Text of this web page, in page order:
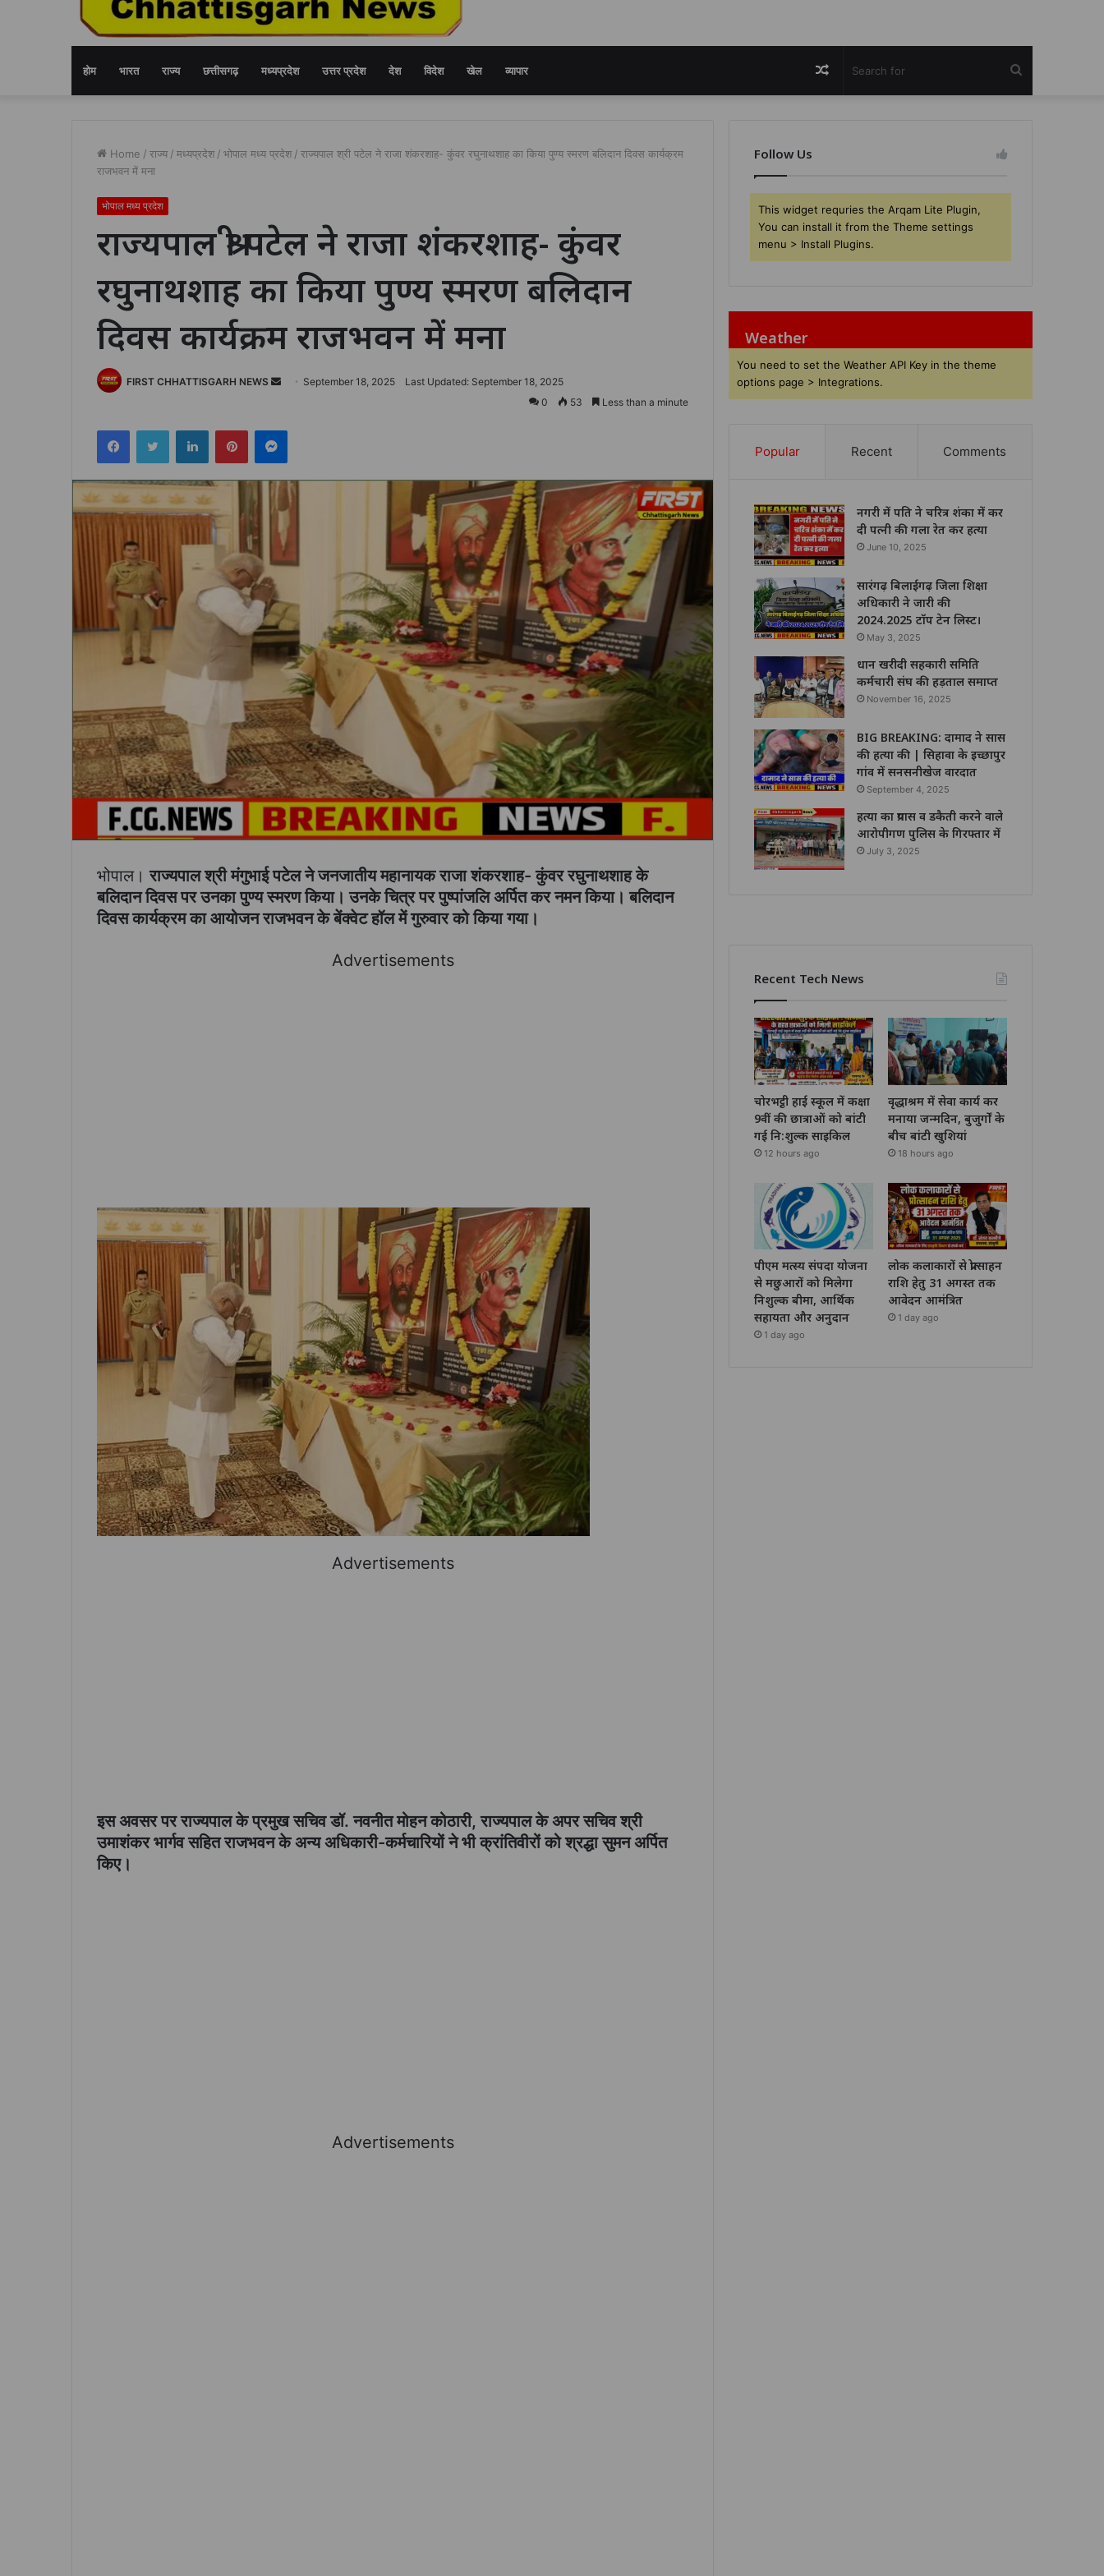
होम भारत राज्य छत्तीसगढ़ मध्यप्रदेश उत्तर प्रदेश देश विदेश खेल व्यापार Random
Home / राज्य / मध्यप्रदेश / भोपाल मध्य प्रदेश / राज्यपाल श्री पटेल ने राजा शंकरशाह- कुंवर रघुनाथशाह का किया पुण्य स्मरण बलिदान दिवस कार्यक्रम
राजभवन में मना
भोपाल मध्य प्रदेश
राज्यपाल श्री पटेल ने राजा शंकरशाह- कुंवर
रघुनाथशाह का किया पुण्य स्मरण बलिदान
दिवस कार्यक्रम राजभवन में मना
FIRST CHHATTISGARH NEWS
Send September 18, 2025
Last Updated: September 18, 2025
0
53 Less than a minute
FacebookTwitter LinkedInPinterestMessenger
भोपाल।राज्यपाल श्री मंगुभाई पटेल ने जनजातीय महानायक राजा शंकरशाह- कुंवर रघुनाथशाह के
बलिदान दिवस पर उनका पुण्य स्मरण किया। उनके चित्र पर पुष्पांजलि अर्पित कर नमन किया। बलिदान
दिवस कार्यक्रम का आयोजन राजभवन के बेंक्वेट हॉल में गुरुवार को किया गया।
Advertisements
Advertisements
इस अवसर पर राज्यपाल के प्रमुख सचिव डॉ. नवनीत मोहन कोठारी, राज्यपाल के अपर सचिव श्री
उमाशंकर भार्गव सहित राजभवन के अन्य अधिकारी-कर्मचारियों ने भी क्रांतिवीरों को श्रद्धा सुमन अर्पित
किए।
Advertisements
Follow Us
This widget requries the Arqam Lite Plugin,
You can install it from the Theme settings
menu > Install Plugins.
Weather
You need to set the Weather API Key in the theme
options page > Integrations.
Popular Recent Comments
नगरी में पति ने चरित्र शंका में कर
दी पत्नी की गला रेत कर हत्या
June 10, 2025
सारंगढ़ बिलाईगढ़ जिला शिक्षा
अधिकारी ने जारी की
2024.2025 टॉप टेन लिस्ट।
May 3, 2025
धान खरीदी सहकारी समिति
कर्मचारी संघ की हड़ताल समाप्त
November 16, 2025
BIG BREAKING: दामाद ने सास
की हत्या की | सिहावा के इच्छापुर
गांव में सनसनीखेज वारदात
September 4, 2025
हत्या का प्रयास व डकैती करने वाले
आरोपीगण पुलिस के गिरफ्तार में
July 3, 2025
Recent Tech News
चोरभट्ठी हाई स्कूल में कक्षा
9वीं की छात्राओं को बांटी
गई नि:शुल्क साइकिल
12 hours ago
वृद्धाश्रम में सेवा कार्य कर
मनाया जन्मदिन, बुजुर्गों के
बीच बांटी खुशियां
18 hours ago
पीएम मत्स्य संपदा योजना
से मछुआरों को मिलेगा
निशुल्क बीमा, आर्थिक
सहायता और अनुदान
1 day ago
लोक कलाकारों से प्रोत्साहन
राशि हेतु 31 अगस्त तक
आवेदन आमंत्रित
1 day ago